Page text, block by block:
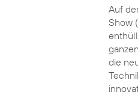
Auf
Show
die